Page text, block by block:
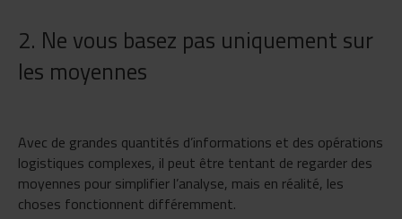
2. Ne vous basez pas uniquement sur
les moyennes
Avec de grandes quantités d’informations et des opérations
logistiques complexes, il peut être tentant de regarder des
moyennes pour simplifier l’analyse, mais en réalité, les
choses fonctionnent différemment.